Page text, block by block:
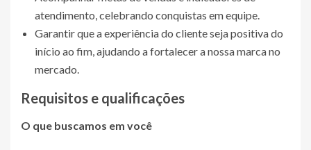
atendimento, celebrando conquistas em equipe.
Garantir que a experiência do cliente seja positiva do
início ao fim, ajudando a fortalecer a nossa marca no
mercado.
Requisitos e qualificações
O que buscamos em você